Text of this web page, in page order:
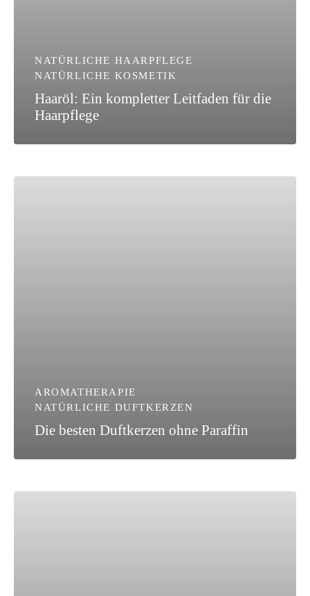
NATÜRLICHE HAARPFLEGE
NATÜRLICHE KOSMETIK
Haaröl: Ein kompletter Leitfaden für die
Haarpflege
AROMATHERAPIE
NATÜRLICHE DUFTKERZEN
Die besten Duftkerzen ohne Paraffin